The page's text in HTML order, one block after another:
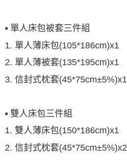
▪ 單人床包被套三件組
1. 單人薄床包(105*186cm)x1
2. 單人薄被套(135*195cm)x1
3. 信封式枕套(45*75cm±5%)x1
▪ 雙人床包三件組
1. 雙人薄床包(150*186cm)x1
2. 信封式枕套(45*75cm±5%)x2